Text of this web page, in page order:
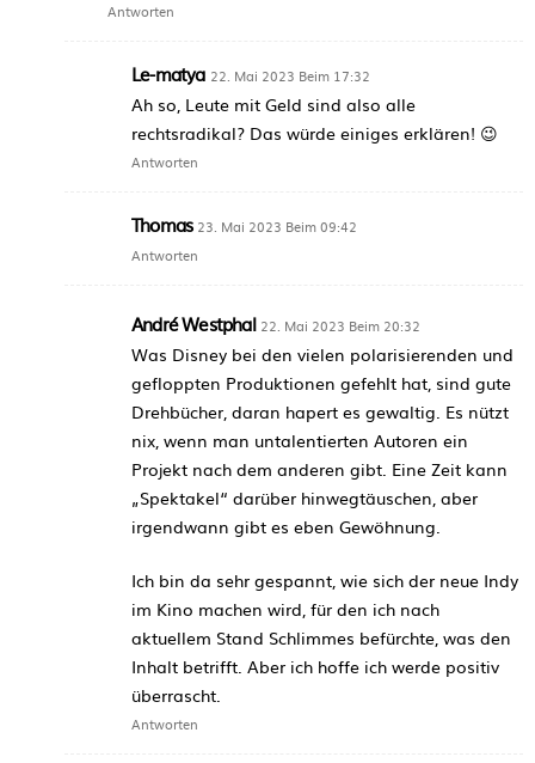
Antworten
Le-matya 22. Mai 2023 Beim 17:32
Ah so, Leute mit Geld sind also alle
rechtsradikal? Das würde einiges erklären! 😉
Antworten
Thomas 23. Mai 2023 Beim 09:42
Antworten
André Westphal 22. Mai 2023 Beim 20:32
Was Disney bei den vielen polarisierenden und
gefloppten Produktionen gefehlt hat, sind gute
Drehbücher, daran hapert es gewaltig. Es nützt
nix, wenn man untalentierten Autoren ein
Projekt nach dem anderen gibt. Eine Zeit kann
„Spektakel“ darüber hinwegtäuschen, aber
irgendwann gibt es eben Gewöhnung.
Ich bin da sehr gespannt, wie sich der neue Indy
im Kino machen wird, für den ich nach
aktuellem Stand Schlimmes befürchte, was den
Inhalt betrifft. Aber ich hoffe ich werde positiv
überrascht.
Antworten